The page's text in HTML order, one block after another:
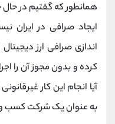
همانطور که گفتیم در
ایجاد صرافی در ایران
اندازی صرافی ارز
کرده و بدون مجوز آن را
آیا انجام این کار
به عنوان یک شرکت کسب و